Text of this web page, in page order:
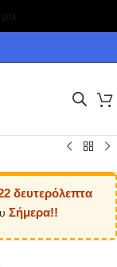
των 35€
δευτερόλεπτα
Σήμερα!!